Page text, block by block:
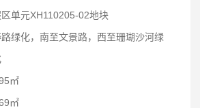
单元XH110205-02地块
绿化，南至文景路，西至珊瑚沙河绿
㎡
㎡